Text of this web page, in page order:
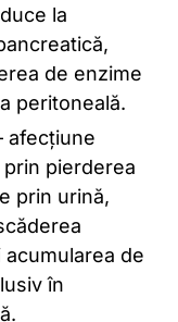
la
de enzime
peritoneală.
afecțiune
pierderea
prin urină,
de
în